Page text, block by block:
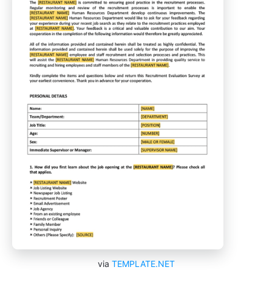
via TEMPLATE.NET